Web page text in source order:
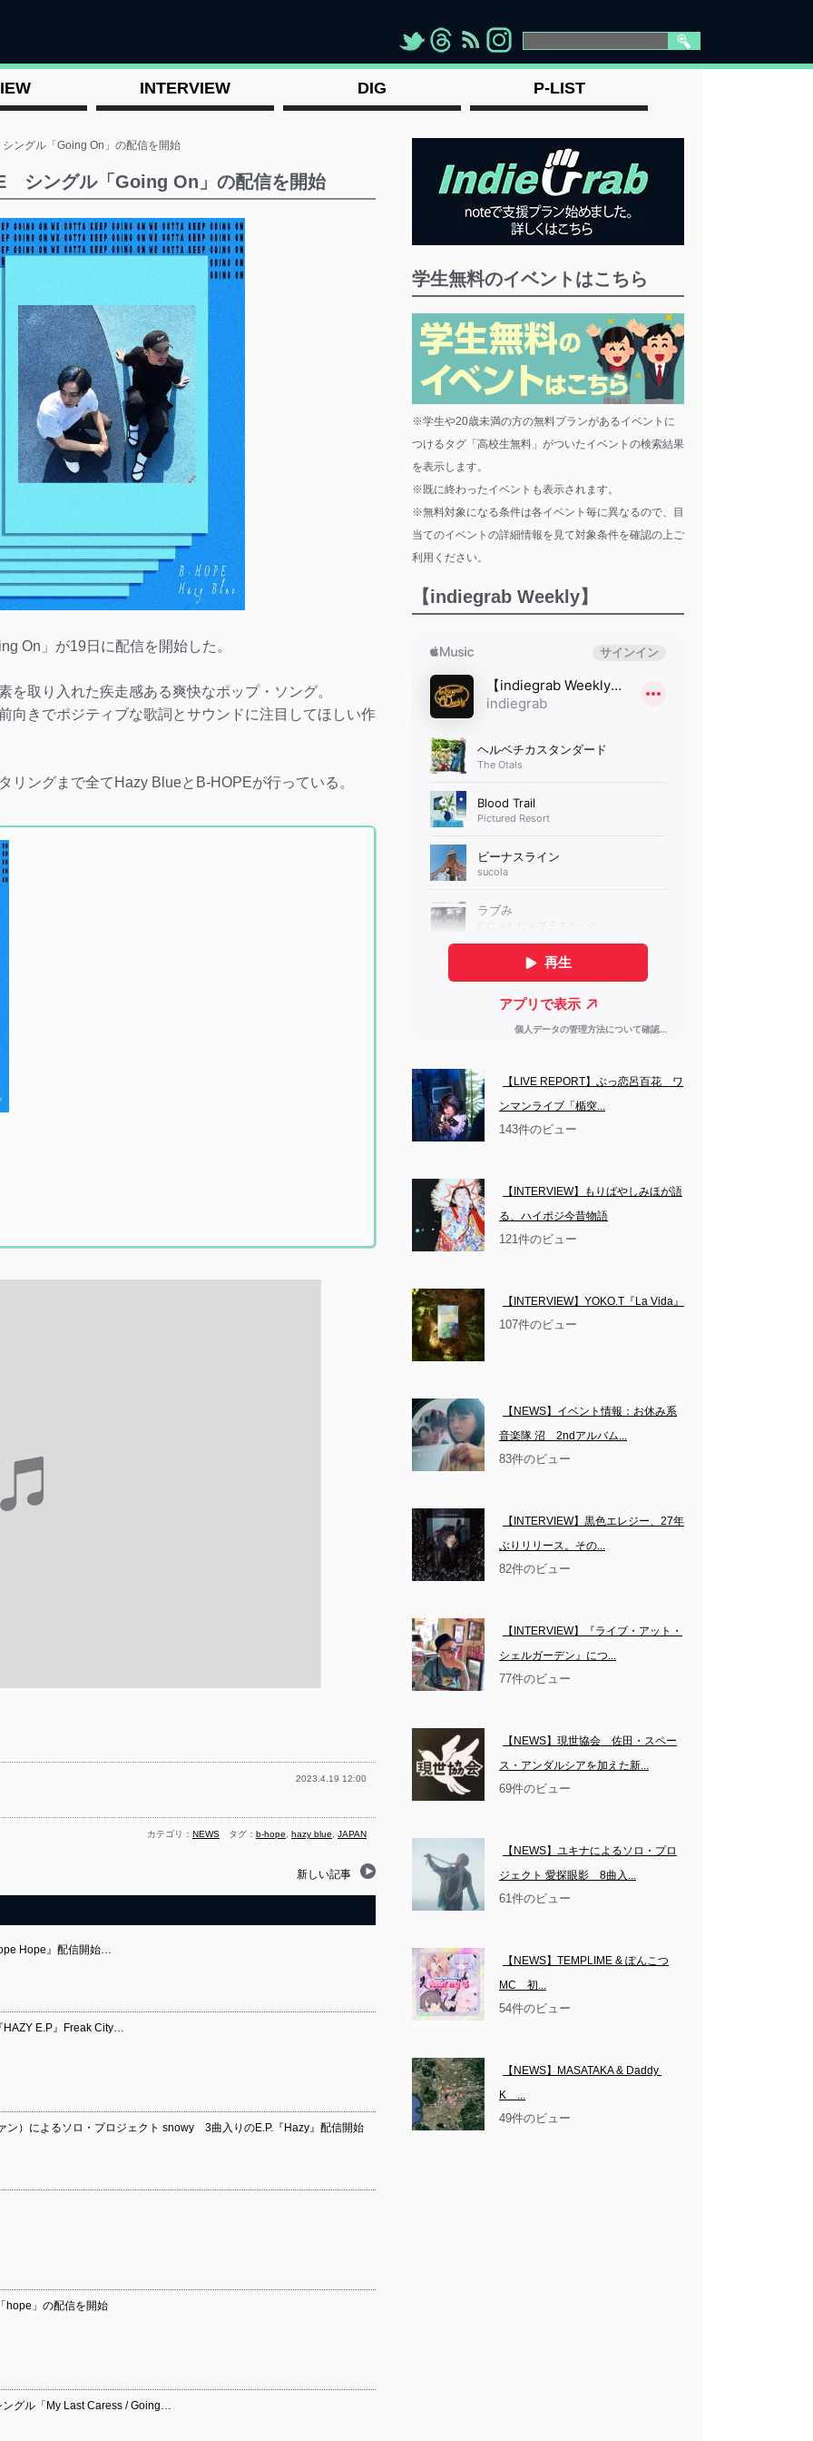
"> "> "> " >
INTERVIEW DIG P-LIST
ングル「Going On」の配信を開始
シングル「Going On」の配信を開始
On」が19日に配信を開始した。
取り入れた疾走感ある爽快なポップ・ソング。
向きでポジティブな歌詞とサウンドに注目してほしい作
リングまで全てHazy BlueとB-HOPEが行っている。
2023.4.19 12:00
カテゴリ： NEWS タグ： b-hope hazy blue JAPAN
新しい記事
Hope』配信開始…
E.P』Freak City…
ン）によるソロ・プロジェクト snowy 3曲入りのE.P.『Hazy』配信開始
hope」の配信を開始
グル「My Last Caress / Going…
学生無料のイベントはこちら
※学生や20歳未満の方の無料プランがあるイベントに
つけるタグ「高校生無料」がついたイベントの検索結果
を表示します。
※既に終わったイベントも表示されます。
※無料対象になる条件は各イベント毎に異なるので、目
当てのイベントの詳細情報を見て対象条件を確認の上ご
利用ください。
【indiegrab Weekly】
【LIVE REPORT】ぶっ恋呂百花　ワ
ンマンライブ「楯突...
143件のビュー
【INTERVIEW】もりばやしみほが語
る、ハイポジ今昔物語
121件のビュー
【INTERVIEW】YOKO.T『La Vida』
107件のビュー
【NEWS】イベント情報：お休み系
音楽隊 沼　2ndアルバム...
83件のビュー
【INTERVIEW】黒色エレジー、27年
ぶりリリース。その...
82件のビュー
【INTERVIEW】『ライブ・アット・
シェルガーデン』につ...
77件のビュー
【NEWS】現世協会　佐田・スペー
ス・アンダルシアを加えた新...
69件のビュー
【NEWS】ユキナによるソロ・プロ
ジェクト 愛探眼影　8曲入...
61件のビュー
【NEWS】TEMPLIME & ぽんこつ
MC　初...
54件のビュー
【NEWS】MASATAKA & Daddy
K　...
49件のビュー